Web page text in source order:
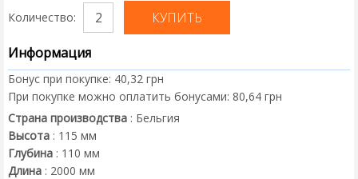
Количество:
Информация
Бонус при покупке: 40,32 грн
При покупке можно оплатить бонусами: 80,64 грн
Страна производства : Бельгия
Высота : 115 мм
Глубина : 110 мм
Длина : 2000 мм